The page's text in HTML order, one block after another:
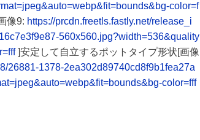
color=f
像9: https://prcdn.freetls.fastly.net/release_i
560x560.jpg?width=536&quality
]安定して自立するポットタイプ形状[画像
26881-1378-2ea302d89740cd8f9b1fea27a
color=fff